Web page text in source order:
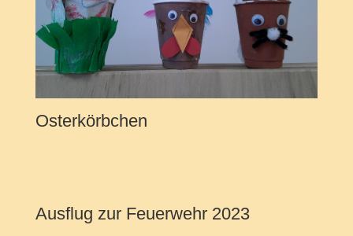
Osterkörbchen
Ausflug zur Feuerwehr 2023